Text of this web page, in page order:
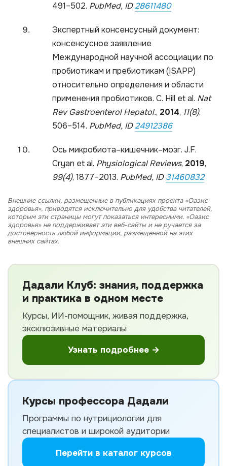
491–502. PubMed, ID28611480
Экспертный консенсусный документ:
консенсусное заявление
Международной научной ассоциации по
пробиотикам и пребиотикам (ISAPP)
относительно определения и области
применения пробиотиков. C. Hill et al. Nat
Rev Gastroenterol Hepatol., 2014, 11(8),
506–514. PubMed, ID24912386
Ось микробиота–кишечник–мозг. J.F.
Cryan et al. Physiological Reviews, 2019,
99(4), 1877–2013. PubMed, ID31460832
Внешние ссылки, размещенные в публикациях проекта «Оазис
здоровья», приводятся исключительно для удобства читателей,
которым эти страницы могут показаться интересными. «Оазис
здоровья» не поддерживает эти веб-сайты и не ручается за
достоверность любой информации, размещенной на этих
внешних сайтах.
Дадали Клуб: знания, поддержка
и практика в одном месте
Курсы, ИИ-помощник, живая поддержка,
эксклюзивные материалы
Узнать подробнее →
Курсы профессора Дадали
Программы по нутрициологии для
специалистов и широкой аудитории
Перейти в каталог курсов